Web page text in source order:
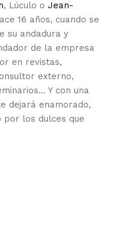
, Lúculo oJean-
16 años, cuando se
su andadura y
de la empresa
en revistas,
externo,
Y con una
dejará enamorado,
los dulces que